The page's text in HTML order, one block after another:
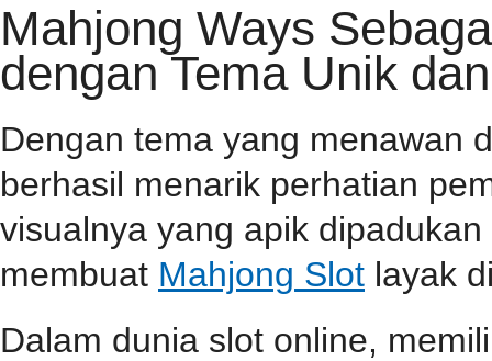
Mahjong Ways
dengan Tema Unik
Dengan tema yang menawan
berhasil menarik perhatian
visualnya yang apik
membuat Mahjong Slot layak
Dalam dunia slot online,